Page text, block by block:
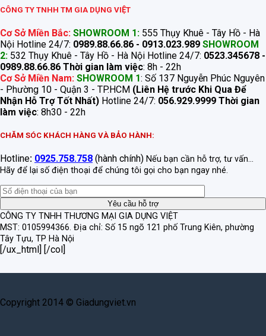
CÔNG TY TNHH TM GIA DỤNG VIỆT
Cơ Sở Miền Bắc: SHOWROOM 1: 555 Thụy Khuê - Tây Hồ - Hà
Nội Hotline 24/7: 0989.88.66.86 - 0913.023.989 SHOWROOM
2: 532 Thụy Khuê - Tây Hồ - Hà Nội Hotline 24/7: 0523.345678 -
0989.88.66.86 Thời gian làm việc: 8h - 22h
Cơ Sở Miền Nam: SHOWROOM 1: Số 137 Nguyễn Phúc Nguyên
- Phường 10 - Quận 3 - TP.HCM (Liên Hệ trước Khi Qua Để
Nhận Hỗ Trợ Tốt Nhất) Hotline 24/7: 056.929.9999 Thời gian
làm việc: 8h30 - 22h
CHĂM SÓC KHÁCH HÀNG VÀ BẢO HÀNH:
Hotline: 0925.758.758 (hành chính) Nếu bạn cần hỗ trợ, tư vấn...
Hãy để lại số điện thoại để chúng tôi gọi cho bạn ngay nhé.
CÔNG TY TNHH THƯƠNG MẠI GIA DỤNG VIỆT
MST: 0105994366. Địa chỉ: Số 15 ngõ 121 phố Trung Kiên, phường
Tây Tựu, TP Hà Nội
[/ux_html] [/col]
Copyright 2014 © Giadungviet.vn